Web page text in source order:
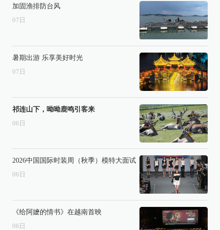
加固渔排防台风
07 日
暑期出游 乐享美好时光
07 日
祁连山下，呦呦鹿鸣引客来
06 日
2026中国国际时装周（秋季）模特大面试
06 日
《给阿嬷的情书》在越南首映
06 日